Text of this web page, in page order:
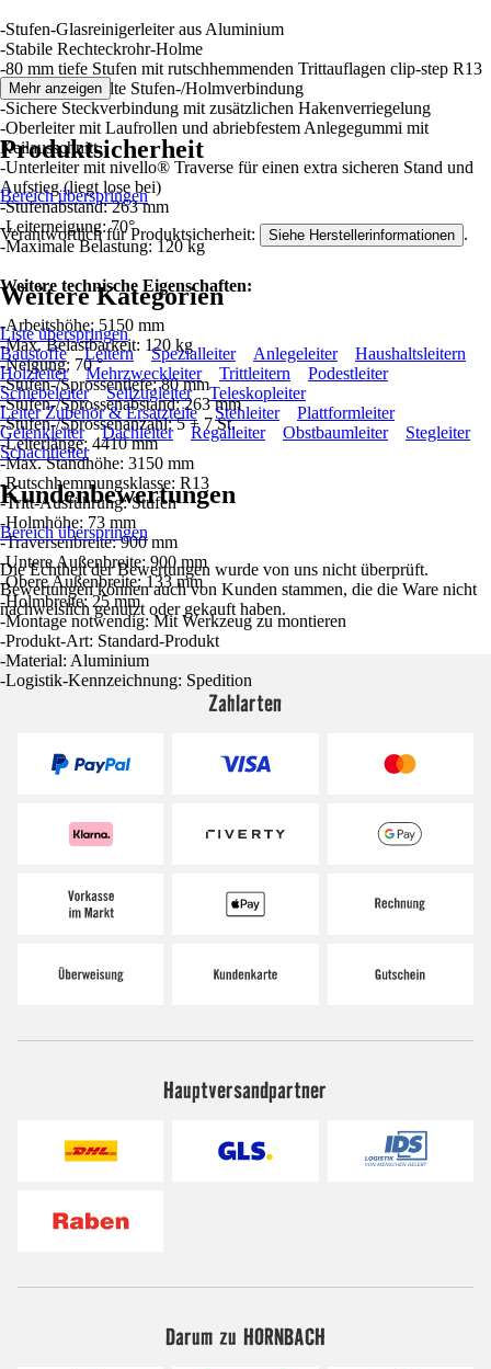
-Stufen-Glasreinigerleiter aus Aluminium
-Stabile Rechteckrohr-Holme
-80 mm tiefe Stufen mit rutschhemmenden Trittauflagen clip-step R13
-4-fach gebördelte Stufen-/Holmverbindung
-Sichere Steckverbindung mit zusätzlichen Hakenverriegelung
-Oberleiter mit Laufrollen und abriebfestem Anlegegummi mit
Keilausschnitt
-Unterleiter mit nivello® Traverse für einen extra sicheren Stand und
Aufstieg (liegt lose bei)
-Stufenabstand: 263 mm
-Leiterneigung: 70°
-Maximale Belastung: 120 kg
Weitere technische Eigenschaften:
-Arbeitshöhe: 5150 mm
-Max. Belastbarkeit: 120 kg
-Neigung: 70 °
-Stufen-/Sprossentiefe: 80 mm
-Stufen-/Sprossenabstand: 263 mm
-Stufen-/Sprossenanzahl: 5 + 7 St.
-Leiterlänge: 4410 mm
-Max. Standhöhe: 3150 mm
-Rutschhemmungsklasse: R13
-Tritt-Ausführung: Stufen
-Holmhöhe: 73 mm
-Traversenbreite: 900 mm
-Untere Außenbreite: 900 mm
-Obere Außenbreite: 133 mm
-Holmbreite: 25 mm
-Montage notwendig: Mit Werkzeug zu montieren
-Produkt-Art: Standard-Produkt
-Material: Aluminium
-Logistik-Kennzeichnung: Spedition
Mehr anzeigen
Produktsicherheit
Bereich überspringen
Verantwortlich für Produktsicherheit: Siehe Herstellerinformationen .
Weitere Kategorien
Liste überspringen
Baustoffe
Leitern Spezialleiter Anlegeleiter
Haushaltsleitern
Holzleiter
Mehrzweckleiter Trittleitern
Podestleiter
Schiebeleiter
Seilzugleiter
Teleskopleiter
Leiter Zubehör & Ersatzteile
Stehleiter
Plattformleiter
Gelenkleiter
Dachleiter Regalleiter Obstbaumleiter
Stegleiter
Schachtleiter
Kundenbewertungen
Bereich überspringen
Die Echtheit der Bewertungen wurde von uns nicht überprüft.
Bewertungen können auch von Kunden stammen, die die Ware nicht
nachweislich genutzt oder gekauft haben.
Zahlarten
Hauptversandpartner
Darum zu HORNBACH